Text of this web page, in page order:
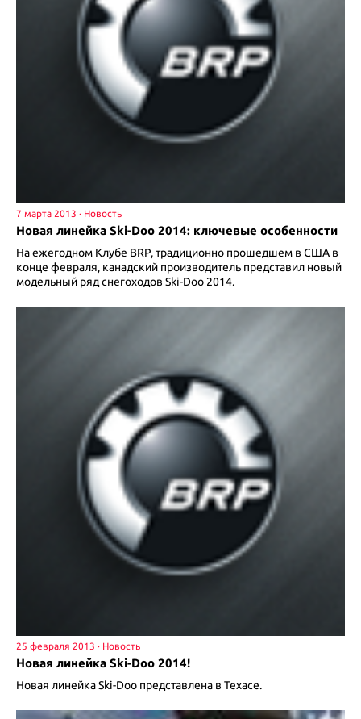
7 марта 2013
Новая линейка Ski-Doo 2014: ключевые особенности
На ежегодном Клубе BRP, традиционно прошедшем в США в
конце февраля, канадский производитель представил новый
модельный ряд снегоходов Ski-Doo 2014.
25 февраля 2013
Новая линейка Ski-Doo 2014!
Новая линейка Ski-Doo представлена в Техасе.